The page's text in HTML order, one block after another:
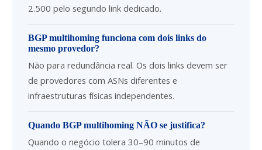
2.500 pelo segundo link dedicado.
BGP multihoming funciona com dois links do
mesmo provedor?
Não para redundância real. Os dois links devem ser
de provedores com ASNs diferentes e
infraestruturas físicas independentes.
Quando BGP multihoming NÃO se justifica?
Quando o negócio tolera 30–90 minutos de